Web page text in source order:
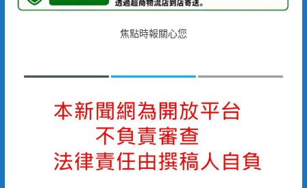
焦點時報關心您